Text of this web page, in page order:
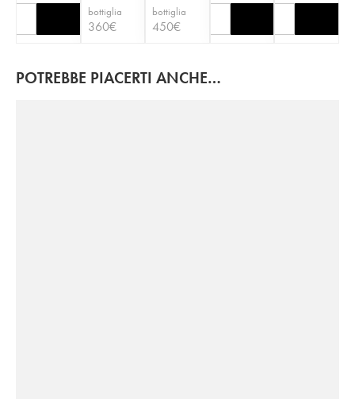
bottiglia
360€
bottiglia
450€
POTREBBE PIACERTI ANCHE…